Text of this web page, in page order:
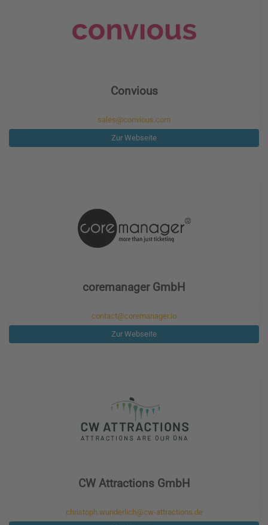
Convious
sales@convious.com
Zur Webseite
coremanager GmbH
contact@coremanager.io
Zur Webseite
CW Attractions GmbH
christoph.wunderlich@cw-attractions.de